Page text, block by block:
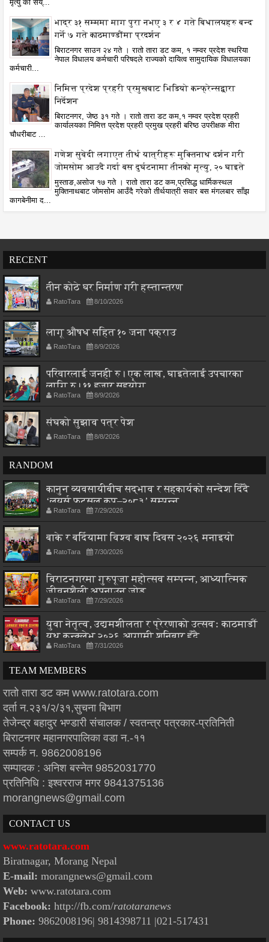
मृत्यु को सैय्...
भाद्र ३१ सम्ममा माग पुरा नभए ३ र ४ गते बिधालयहरु बन्द
गर्ने ७ गते काठमाण्डौंमा प्रदर्शन
बिराटनगर साउन २४ गते । रातो तारा डट कम, १ नम्वर प्रदेश स्थरिया
नेपाल विधालय कर्मचारी परिषदले राज्यको दायित्व सामुदायिक विधालयका
कर्मचारी...
निमित्त प्रदेश प्रहरी प्रमुखबाट भिडियो कन्फ्रेन्सद्वारा
निर्देशन
बिराटनगर, जेष्ठ ३१ गते । रातो तारा डट कम,१ नम्वर प्रदेश प्रहरी
कार्यालयका निमित्त प्रदेश प्रहरी प्रमुख प्रहरी बरिष्ठ उपरीक्षक मीरा
चौधरीबाट ...
गणेश सुवेदी लगाएत तीर्थ यात्रीहरू मुक्तिनाथ दर्शन गरी
जोमसोम आउदै गर्दा बस दुर्घटनामा तीनको मृत्यु, २० घाइते
मुस्ताङ,असोज १७ गते । रातो तारा डट कम,प्रसिद्ध धार्मिकस्थल
मुक्तिनाथबाट जोमसोम आउँदै गरेको तीर्थयात्री सवार बस मंगलबार साँझ
कागबेनीमा द...
RECENT
तीन कोठे घर निर्माण गरी हस्तान्तरण
RatoTara 8/10/2026
लागू औषध सहित १० जना पक्राउ
RatoTara 8/9/2026
परिवारलाई जनही रु। एक लाख, घाइतेलाई उपचारका
लागि रु। ११ हजार सहयोग
RatoTara 8/9/2026
संघको सुझाव पत्र पेश
RatoTara 8/8/2026
RANDOM
कानुन व्यवसायीबीच सद्भाव र सहकार्यको सन्देश दिँदै
‘लयर्स फुटसल कप–२०८३’ सम्पन्न
RatoTara 7/29/2026
बाके र बर्दियामा विश्व बाघ दिवस २०२६ मनाइयो
RatoTara 7/30/2026
विराटनगरमा गुरुपूजा महोत्सव सम्पन्न, आध्यात्मिक
जीवनशैली अपनाउन जोड
RatoTara 7/29/2026
युवा नेतृत्व, उद्यमशीलता र प्रेरणाको उत्सवः काठमाडौं
युथ कन्क्लेभ २०२६ आगामी शनिबार हुँदै
RatoTara 7/31/2026
TEAM MEMBERS
रातो तारा डट कम www.ratotara.com
दर्ता न.२३१/२/३१,सुचना बिभाग
तेजेन्द्र बहादुर भण्डारी संचालक / स्वतन्त्र पत्रकार-प्रतिनिती
बिराटनगर महानगरपालिका वडा न.-११
सम्पर्क न. 9862008196
सम्पादक : अनिश बस्नेत 9852031770
प्रतिनिधि : इश्वरराज मगर 9841375136
morangnews@gmail.com
CONTACT US
www.ratotara.com
Biratnagar, Morang Nepal
E-mail: morangnews@gmail.com
Web: www.ratotara.com
Facebook: http://fb.com/ratotaranews
Phone: 9862008196| 9814398711 |021-517431